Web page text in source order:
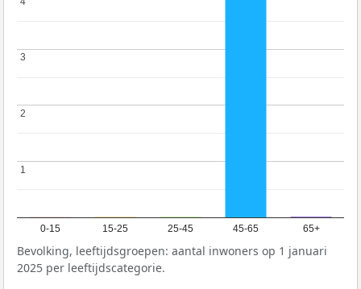
0-15 15-25 25-45 45-65 65+
1
1
2
2
3
3
Bevolking, leeftijdsgroepen: aantal inwoners op 1 januari
2025 per leeftijdscategorie.